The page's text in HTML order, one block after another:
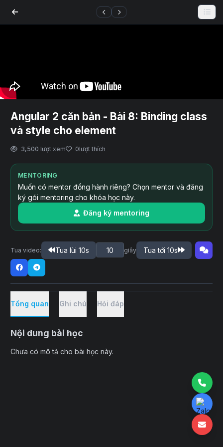
Angular 2 căn bản - Bài 8: Binding class
và style cho element
3,500 lượt xem 0lượt thích
MENTORING
Muốn có mentor đồng hành riêng? Chọn mentor và đăng
ký gói mentoring cho khóa học này.
Đăng ký mentoring
Tua video: Tua lùi 10s giây Tua tới 10s
Tổng quan Ghi chú Hỏi đáp
Nội dung bài học
Chưa có mô tả cho bài học này.